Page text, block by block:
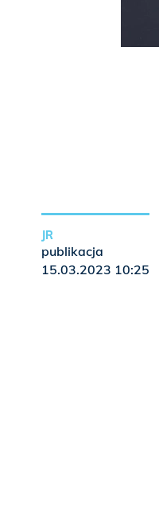
JR
publikacja
15.03.2023 10:25